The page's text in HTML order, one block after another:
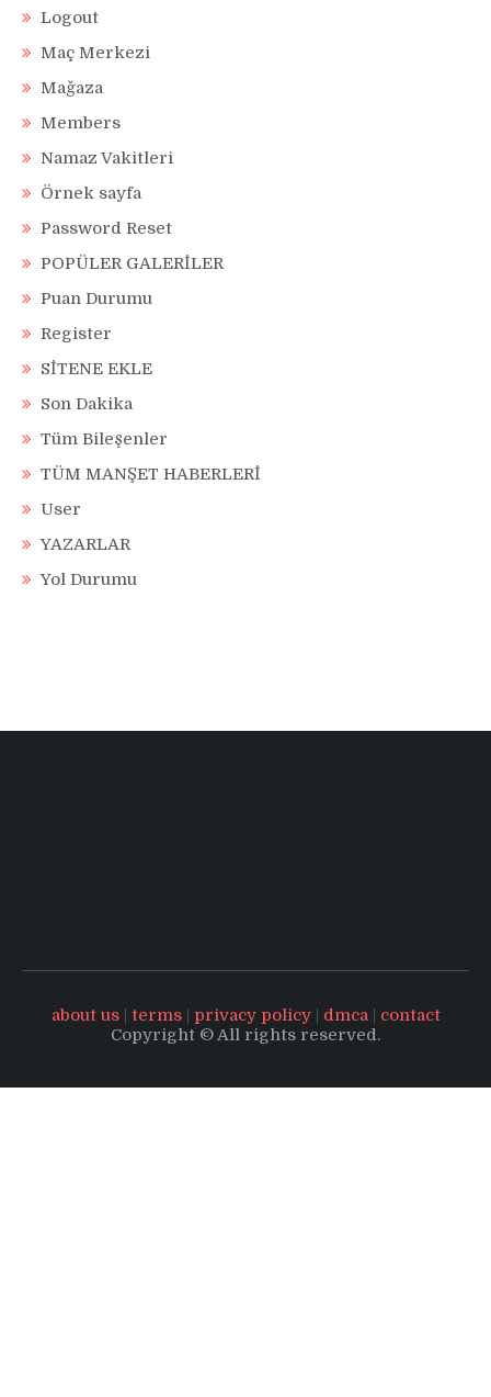
Logout
Maç Merkezi
Mağaza
Members
Namaz Vakitleri
Örnek sayfa
Password Reset
POPÜLER GALERİLER
Puan Durumu
Register
SİTENE EKLE
Son Dakika
Tüm Bileşenler
TÜM MANŞET HABERLERİ
User
YAZARLAR
Yol Durumu
about us| terms| privacy policy| dmca| contact
Copyright © All rights reserved.